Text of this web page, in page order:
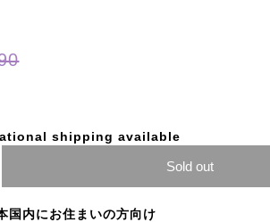
shipping available
Sold out
国内にお住まいの方向け